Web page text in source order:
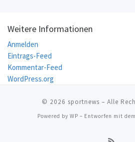
Weitere Informationen
Anmelden
Eintrags-Feed
Kommentar-Feed
WordPress.org
© 2026 sportnews – Alle
Powered by WP – Entworfen mit dem